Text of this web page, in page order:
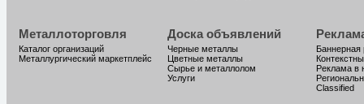
Металлоторговля
Каталог организаций
Металлургический маркетплейс
Доска объявлений
Черные металлы
Цветные металлы
Сырье и металлолом
Услуги
Баннерная
Реклама в
Classified